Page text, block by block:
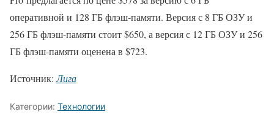
оперативной и 128 ГБ флэш-памяти. Версия с 8 ГБ ОЗУ и
256 ГБ флэш-памяти стоит $650, а версия с 12 ГБ ОЗУ и 256
ГБ флэш-памяти оценена в $723.
Источник:Лига
Категории: Технологии